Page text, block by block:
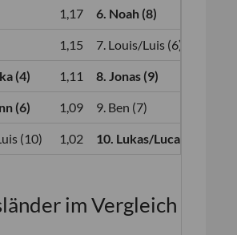
1,17 6. Noah (8)
1,15 7. Louis/Luis (6)
(4) 1,11 8. Jonas (9)
(6) 1,09 9. Ben (7)
(10) 1,02 10. Lukas/Lucas (11)
im Vergleich